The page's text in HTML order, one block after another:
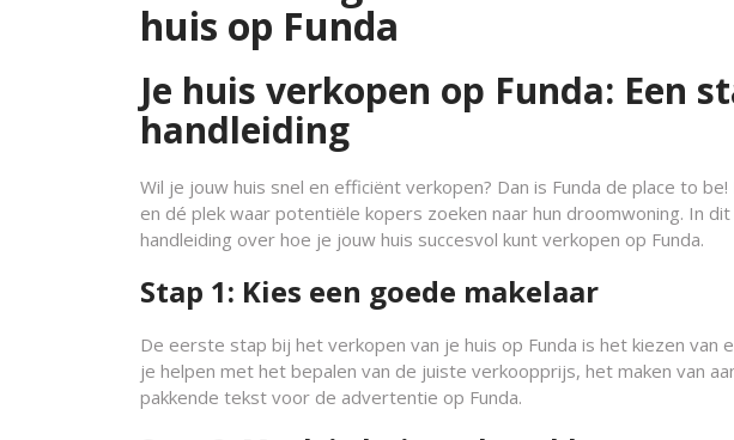
huis op Funda
Je huis verkopen op Funda: Een
handleiding
Wil je jouw huis snel en efficiënt verkopen? Dan is Funda de place to
en dé plek waar potentiële kopers zoeken naar hun droomwoning. In
handleiding over hoe je jouw huis succesvol kunt verkopen op Funda.
Stap 1: Kies een goede makelaar
De eerste stap bij het verkopen van je huis op Funda is het kiezen van
je helpen met het bepalen van de juiste verkoopprijs, het maken van
pakkende tekst voor de advertentie op Funda.